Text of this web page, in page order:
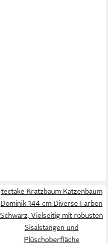
tectake Kratzbaum Katzenbaum
Dominik 144 cm Diverse Farben
Schwarz, Vielseitig mit robusten
Sisalstangen und
Plüschoberfläche